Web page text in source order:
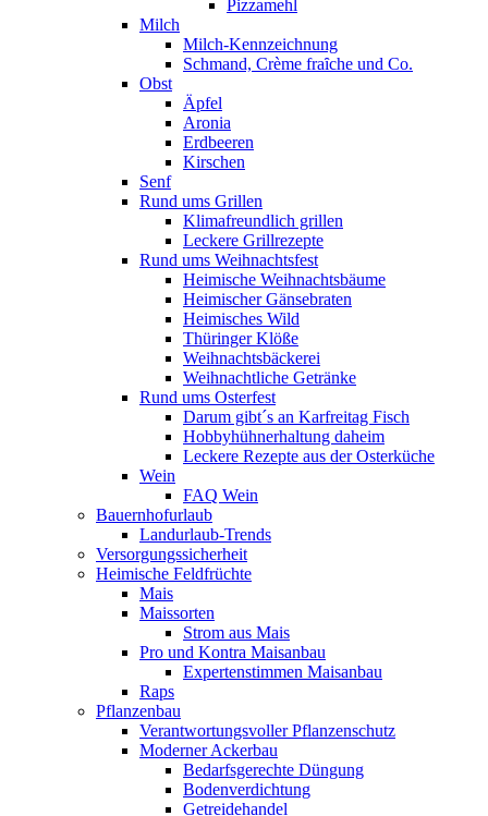
Pizzamehl
Milch
Milch-Kennzeichnung
Schmand, Crème fraȋche und Co.
Obst
Äpfel
Aronia
Erdbeeren
Kirschen
Senf
Rund ums Grillen
Klimafreundlich grillen
Leckere Grillrezepte
Rund ums Weihnachtsfest
Heimische Weihnachtsbäume
Heimischer Gänsebraten
Heimisches Wild
Thüringer Klöße
Weihnachtsbäckerei
Weihnachtliche Getränke
Rund ums Osterfest
Darum gibt´s an Karfreitag Fisch
Hobbyhühnerhaltung daheim
Leckere Rezepte aus der Osterküche
Wein
FAQ Wein
Bauernhofurlaub
Landurlaub-Trends
Versorgungssicherheit
Heimische Feldfrüchte
Mais
Maissorten
Strom aus Mais
Pro und Kontra Maisanbau
Expertenstimmen Maisanbau
Raps
Pflanzenbau
Verantwortungsvoller Pflanzenschutz
Moderner Ackerbau
Bedarfsgerechte Düngung
Bodenverdichtung
Getreidehandel